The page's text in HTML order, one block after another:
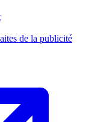
de la publicité